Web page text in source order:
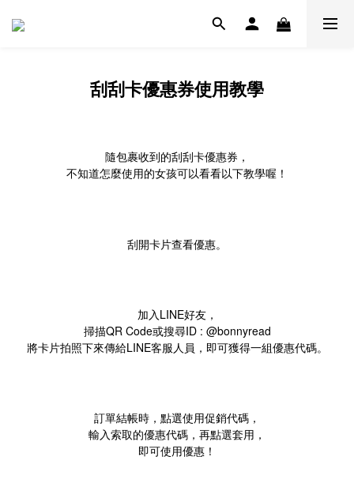
刮刮卡優惠券使用教學
隨包裹收到的刮刮卡優惠券，
不知道怎麼使用的女孩可以看看以下教學喔！
刮開卡片查看優惠。
加入LINE好友，
掃描QR Code或搜尋ID : @bonnyread
將卡片拍照下來傳給LINE客服人員，即可獲得一組優惠代碼。
訂單結帳時，點選使用促銷代碼，
輸入索取的優惠代碼，再點選套用，
即可使用優惠！